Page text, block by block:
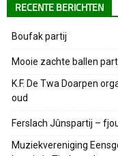
RECENTE BERICHTEN
Boufak partij
Mooie zachte ballen
K.F. De Twa Doarpen
oud
Ferslach Jûnspartij –
Muziekvereniging